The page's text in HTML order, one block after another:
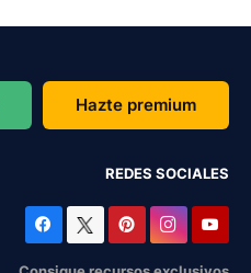
Hazte premium
REDES SOCIALES